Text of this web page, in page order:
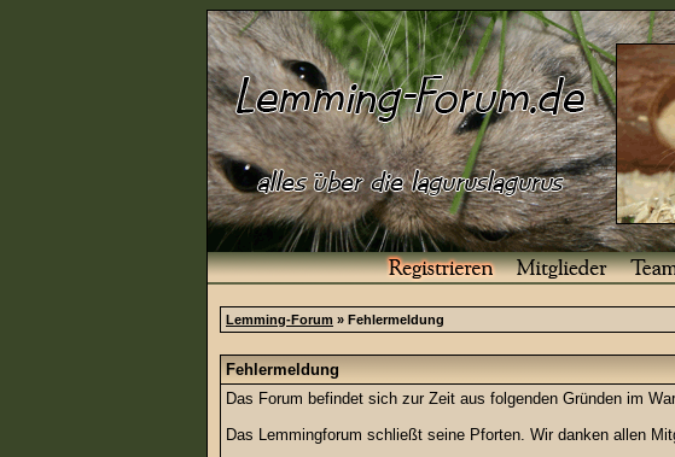
Lemming-Forum » Fehlermeldung
Fehlermeldung
Das Forum befindet sich zur Zeit aus folgenden Gründen im
Das Lemmingforum schließt seine Pforten. Wir danken allen